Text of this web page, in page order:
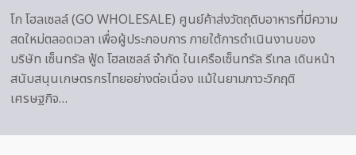
โก โฮลเซลล์ (GO WHOLESALE) ศูนย์ค้าส่งวัตถุดิบอาหารที่มีความ
สดใหม่ตลอดเวลา เพื่อผู้ประกอบการ ภายใต้การดำเนินงานของ
บริษัท เซ็นทรัล ฟู้ด โฮลเซลล์ จำกัด ในเครือเซ็นทรัล รีเทล เดินหน้า
สนับสนุนเกษตรกรไทยอย่างต่อเนื่อง แม้ในยามภาวะวิกฤติ
เศรษฐกิจ…